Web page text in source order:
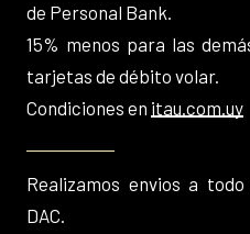
de Personal Bank.
15% menos para las
tarjetas de débito volar.
Condiciones en itau.com.uy
Realizamos envios a
DAC.